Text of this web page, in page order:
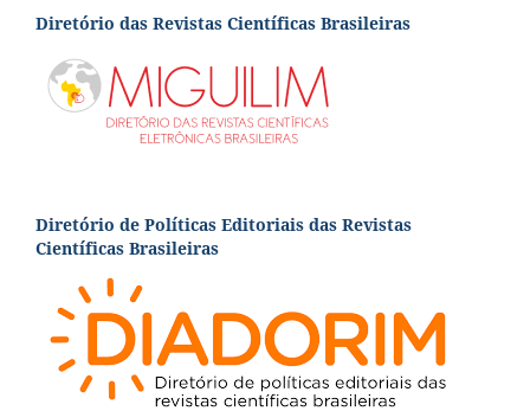
Diretório das Revistas Científicas Brasileiras
Diretório de Políticas Editoriais das Revistas
Científicas Brasileiras